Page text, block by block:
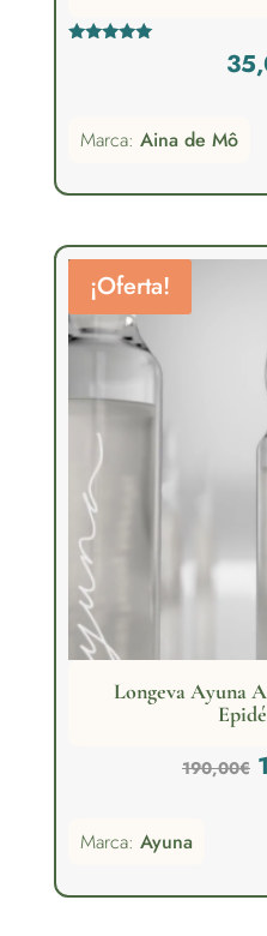
Marca: Aina de Mô
¡Oferta!
Longeva Ayuna
190,00€
Marca: Ayuna